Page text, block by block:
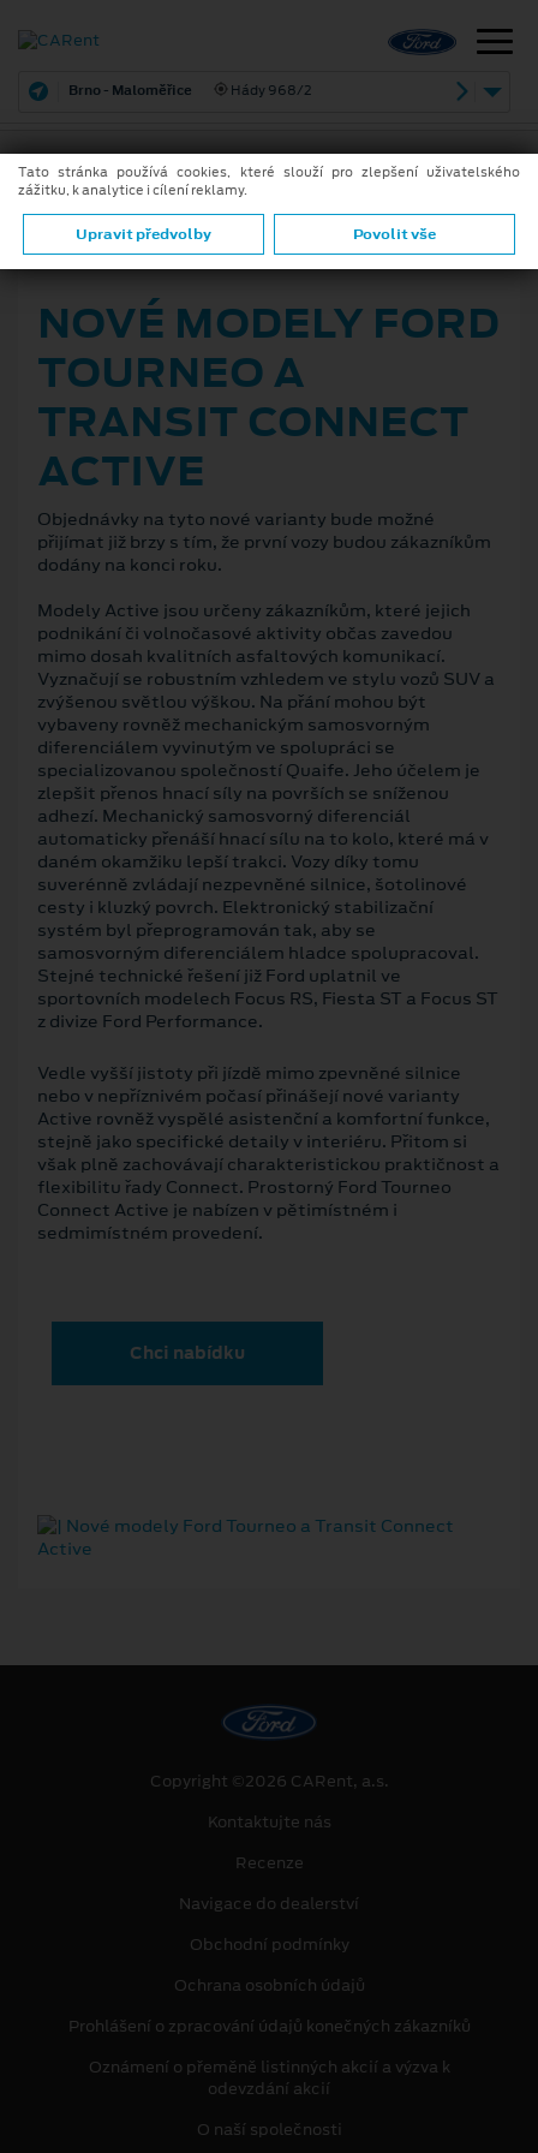
Brno - Maloměřice Hády 968/2
31. 7. 2020
NOVÉ MODELY FORD
TOURNEO A
TRANSIT CONNECT
ACTIVE
Objednávky na tyto nové varianty bude možné
přijímat již brzy s tím, že první vozy budou zákazníkům
dodány na konci roku.
Modely Active jsou určeny zákazníkům, které jejich
podnikání či volnočasové aktivity občas zavedou
mimo dosah kvalitních asfaltových komunikací.
Vyznačují se robustním vzhledem ve stylu vozů SUV a
zvýšenou světlou výškou. Na přání mohou být
vybaveny rovněž mechanickým samosvorným
diferenciálem vyvinutým ve spolupráci se
specializovanou společností Quaife. Jeho účelem je
zlepšit přenos hnací síly na površích se sníženou
adhezí. Mechanický samosvorný diferenciál
automaticky přenáší hnací sílu na to kolo, které má v
daném okamžiku lepší trakci. Vozy díky tomu
suverénně zvládají nezpevněné silnice, šotolinové
cesty i kluzký povrch. Elektronický stabilizační
systém byl přeprogramován tak, aby se
samosvorným diferenciálem hladce spolupracoval.
Stejné technické řešení již Ford uplatnil ve
sportovních modelech Focus RS, Fiesta ST a Focus ST
z divize Ford Performance.
Vedle vyšší jistoty při jízdě mimo zpevněné silnice
nebo v nepříznivém počasí přinášejí nové varianty
Active rovněž vyspělé asistenční a komfortní funkce,
stejně jako specifické detaily v interiéru. Přitom si
však plně zachovávají charakteristickou praktičnost a
flexibilitu řady Connect. Prostorný Ford Tourneo
Connect Active je nabízen v pětimístném i
sedmimístném provedení.
Chci nabídku
Copyright ©2026 CARent, a.s.
Kontaktujte nás
Recenze
Navigace do dealerství
Obchodní podmínky
Ochrana osobních údajů
Prohlášení o zpracování údajů konečných zákazníků
Oznámení o přeměně listinných akcií a výzva k
odevzdání akcií
O naší společnosti
Tato stránka používá cookies, které slouží pro zlepšení uživatelského
zážitku, k analytice i cílení reklamy.
Upravit předvolby Povolit vše